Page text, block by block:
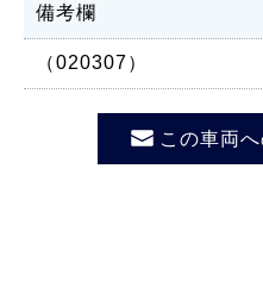
備考欄
（020307）
この車両